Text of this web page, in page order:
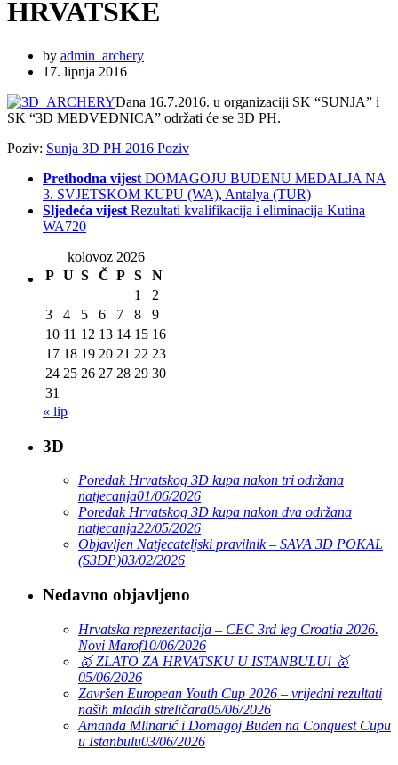
HRVATSKE
by admin_archery
17. lipnja 2016
Dana 16.7.2016. u organizaciji SK “SUNJA” i
SK “3D MEDVEDNICA” održati će se 3D PH.
Poziv: Sunja 3D PH 2016 Poziv
Prethodna vijest DOMAGOJU BUDENU MEDALJA NA
3. SVJETSKOM KUPU (WA), Antalya (TUR)
Sljedeća vijest Rezultati kvalifikacija i eliminacija Kutina
WA720
kolovoz 2026
P U S Č P S
N
1
2
3
4 5 6 7 8
9
10 11 12 13 14 15 16
17 18 19 20 21 22 23
24 25 26 27 28 29 30
31
« lip
3D
Poredak Hrvatskog 3D kupa nakon tri održana
natjecanja01/06/2026
Poredak Hrvatskog 3D kupa nakon dva održana
natjecanja22/05/2026
Objavljen Natjecateljski pravilnik – SAVA 3D POKAL
(S3DP)03/02/2026
Nedavno objavljeno
Hrvatska reprezentacija – CEC 3rd leg Croatia 2026.
Novi Marof10/06/2026
🥇 ZLATO ZA HRVATSKU U ISTANBULU! 🥇
05/06/2026
Završen European Youth Cup 2026 – vrijedni rezultati
naših mladih streličara05/06/2026
Amanda Mlinarić i Domagoj Buden na Conquest Cupu
u Istanbulu03/06/2026